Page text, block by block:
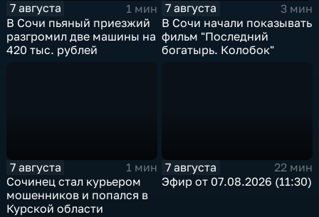
7 августа
1 мин
В Сочи пьяный приезжий
разгромил две машины на
420 тыс. рублей
7 августа
3 мин
В Сочи начали показывать
фильм "Последний
богатырь. Колобок"
7 августа
1 мин
Сочинец стал курьером
мошенников и попался в
Курской области
7 августа
22 мин
Эфир от 07.08.2026 (11:30)